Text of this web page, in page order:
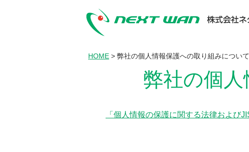
HOME > 弊社の個人情報保護への取り組みについて
弊社の個
「個人情報の保護に関する法律および